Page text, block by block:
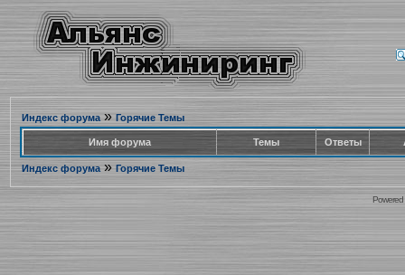
Индекс форума» Горячие Темы
Имя форума Темы Ответы
Индекс форума» Горячие Темы